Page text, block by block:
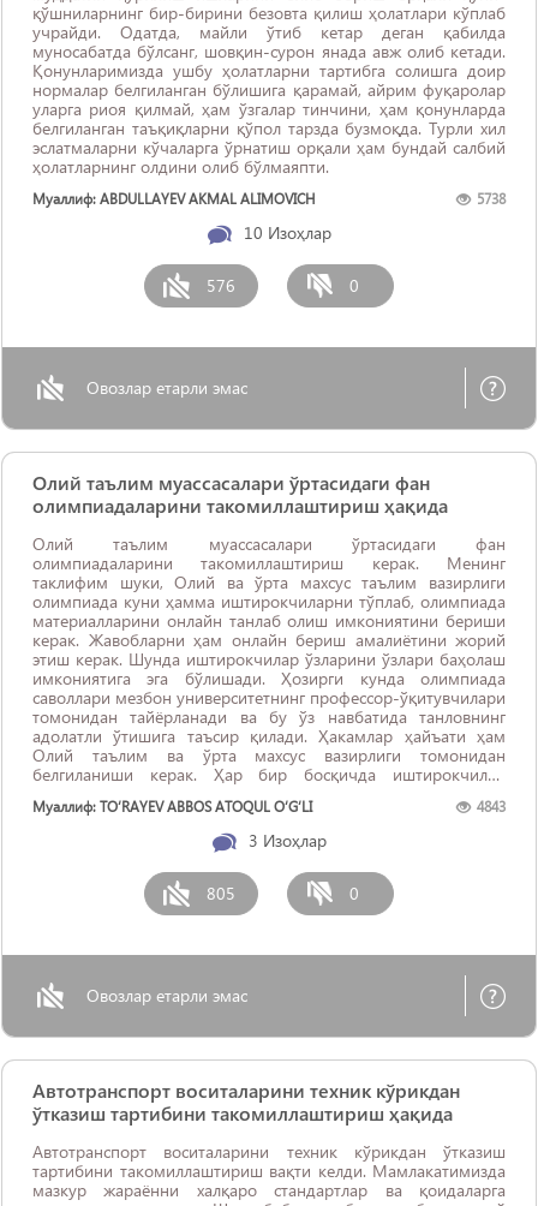
қўшниларнинг бир-бирини безовта қилиш ҳолатлари кўплаб
учрайди. Одатда, майли ўтиб кетар деган қабилда
муносабатда бўлсанг, шовқин-сурон янада авж олиб кетади.
Қонунларимизда ушбу ҳолатларни тартибга солишга доир
нормалар белгиланган бўлишига қарамай, айрим фуқаролар
уларга риоя қилмай, ҳам ўзгалар тинчини, ҳам қонунларда
белгиланган таъқиқларни қўпол тарзда бузмоқда. Турли хил
эслатмаларни кўчаларга ўрнатиш орқали ҳам бундай салбий
ҳолатларнинг олдини олиб бўлмаяпти.
Муаллиф: ABDULLAYEV AKMAL ALIMOVICH 5738
10 Изоҳлар
576 0
Овозлар етарли эмас
Олий таълим муассасалари ўртасидаги фан
олимпиадаларини такомиллаштириш ҳақида
Олий таълим муассасалари ўртасидаги фан
олимпиадаларини такомиллаштириш керак. Менинг
таклифим шуки, Олий ва ўрта махсус таълим вазирлиги
олимпиада куни ҳамма иштирокчиларни тўплаб, олимпиада
материалларини онлайн танлаб олиш имкониятини бериши
керак. Жавобларни ҳам онлайн бериш амалиётини жорий
этиш керак. Шунда иштирокчилар ўзларини ўзлари баҳолаш
имкониятига эга бўлишади. Ҳозирги кунда олимпиада
саволлари мезбон университетнинг профессор-ўқитувчилари
томонидан тайёрланади ва бу ўз навбатида танловнинг
адолатли ўтишига таъсир қилади. Ҳакамлар ҳайъати ҳам
Олий таълим ва ўрта махсус вазирлиги томонидан
белгиланиши керак. Ҳар бир босқичда иштирокчилар
жойлаштирилиши ...
Муаллиф: TO‘RAYEV ABBOS ATOQUL O‘G‘LI 4843
3 Изоҳлар
805 0
Овозлар етарли эмас
Автотранспорт воситаларини техник кўрикдан
ўтказиш тартибини такомиллаштириш ҳақида
Автотранспорт воситаларини техник кўрикдан ўтказиш
тартибини такомиллаштириш вақти келди. Мамлакатимизда
мазкур жараённи халқаро стандартлар ва қоидаларга